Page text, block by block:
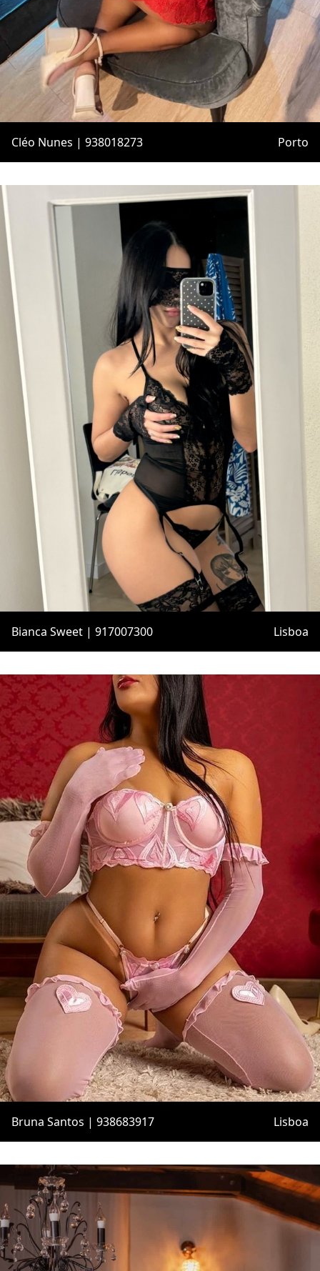
Cléo Nunes | 938018273 Porto
Bianca Sweet | 917007300 Lisboa
Bruna Santos | 938683917 Lisboa